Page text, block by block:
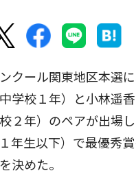
クール関東地区本選
学校１年）と小林遥
２年）のペアが出場
年生以下）で最優秀
決めた。